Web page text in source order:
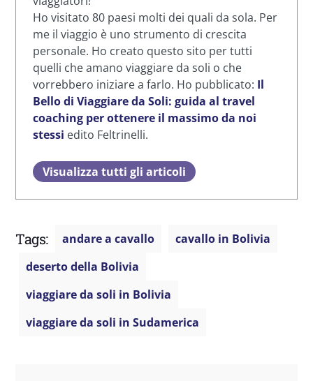
Ho visitato 80 paesi molti dei quali da sola. Per
me il viaggio è uno strumento di crescita
personale. Ho creato questo sito per tutti
quelli che amano viaggiare da soli o che
vorrebbero iniziare a farlo. Ho pubblicato: Il
Bello di Viaggiare da Soli: guida al travel
coaching per ottenere il massimo da noi
stessi edito Feltrinelli.
Visualizza tutti gli articoli
Tags: andare a cavallo
cavallo in Bolivia
deserto della Bolivia
viaggiare da soli in Bolivia
viaggiare da soli in Sudamerica